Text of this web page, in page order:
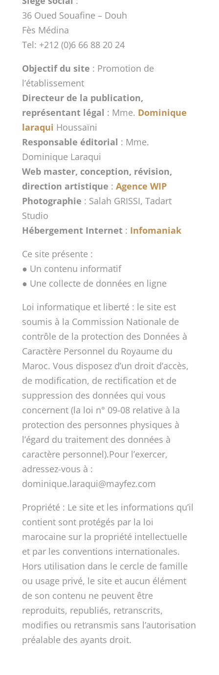
36 Oued Souafine – Douh
Fès Médina
Tel: +212 (0)6 66 88 20 24
Objectif du site : Promotion de
l’établissement
Directeur de la publication,
représentant légal : Mme. Dominique
laraqui Houssaïni
Responsable éditorial : Mme.
Dominique Laraqui
Web master, conception, révision,
direction artistique : Agence WIP
Photographie : Salah GRISSI, Tadart
Studio
Hébergement Internet: Infomaniak
Ce site présente :
● Un contenu informatif
● Une collecte de données en ligne
Loi informatique et liberté : le site est
soumis à la Commission Nationale de
contrôle de la protection des Données à
Caractère Personnel du Royaume du
Maroc. Vous disposez d’un droit d’accès,
de modification, de rectification et de
suppression des données qui vous
concernent (la loi n° 09-08 relative à la
protection des personnes physiques à
l’égard du traitement des données à
caractère personnel).Pour l’exercer,
adressez-vous à :
dominique.laraqui@mayfez.com
Propriété : Le site et les informations qu’il
contient sont protégés par la loi
marocaine sur la propriété intellectuelle
et par les conventions internationales.
Hors utilisation dans le cercle de famille
ou usage privé, le site et aucun élément
de son contenu ne peuvent être
reproduits, republiés, retranscrits,
modifies ou retransmis sans l’autorisation
préalable des ayants droit.